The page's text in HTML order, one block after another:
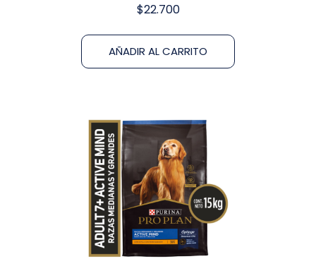
$22.700
AÑADIR AL CARRITO